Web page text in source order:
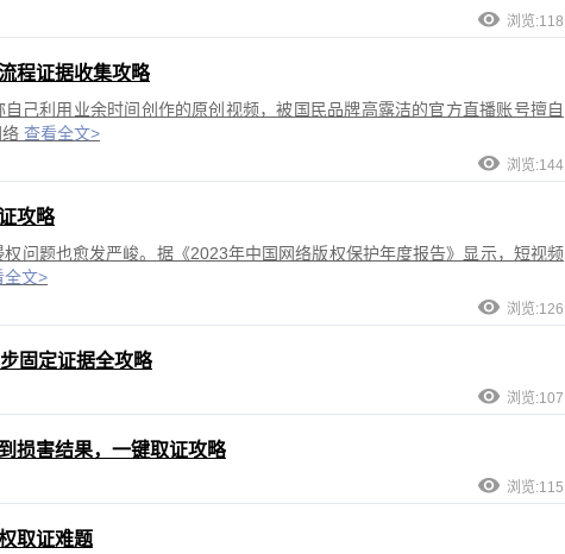
浏览:118
程证据收集攻略
己利用业余时间创作的原创视频，被国民品牌高露洁的官方直播账号擅自
查看全文>
浏览:144
攻略
问题也愈发严峻。据《2023年中国网络版权保护年度报告》显示，短视频
全文>
浏览:126
固定证据全攻略
浏览:107
损害结果，一键取证攻略
浏览:115
取证难题